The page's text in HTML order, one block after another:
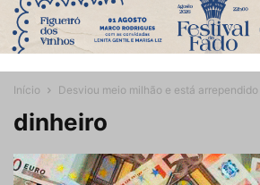
Início Desviou meio milhão e está arrependido
dinheiro